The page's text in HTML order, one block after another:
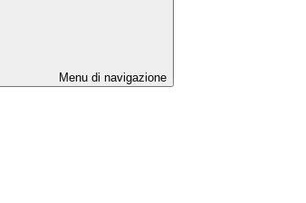
Menu di navigazione